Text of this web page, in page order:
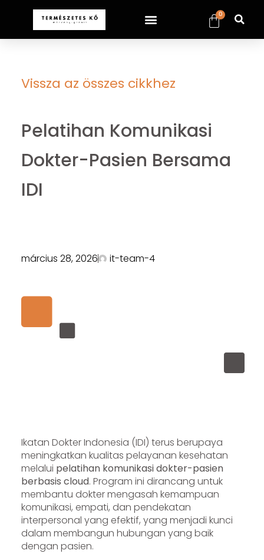
0
Vissza az összes cikkhez
Pelatihan Komunikasi
Dokter-Pasien Bersama
IDI
március 28, 2026 it-team-4
Ikatan Dokter Indonesia (IDI) terus berupaya
meningkatkan kualitas pelayanan kesehatan
melalui pelatihan komunikasi dokter-pasien
berbasis cloud. Program ini dirancang untuk
membantu dokter mengasah kemampuan
komunikasi, empati, dan pendekatan
interpersonal yang efektif, yang menjadi kunci
dalam membangun hubungan yang baik
dengan pasien.